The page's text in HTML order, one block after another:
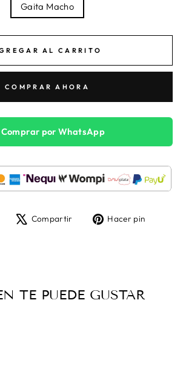
Gaita Macho
AL CARRITO
COMPRAR AHORA
Comprar por WhatsApp
CompartirCompartir
TuitearHacer pin
TE PUEDE GUSTAR